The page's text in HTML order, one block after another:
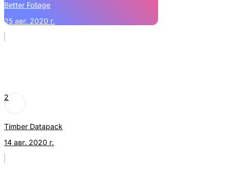
Better Foliage
25 авг. 2020 г.
2
Timber Datapack
14 авг. 2020 г.